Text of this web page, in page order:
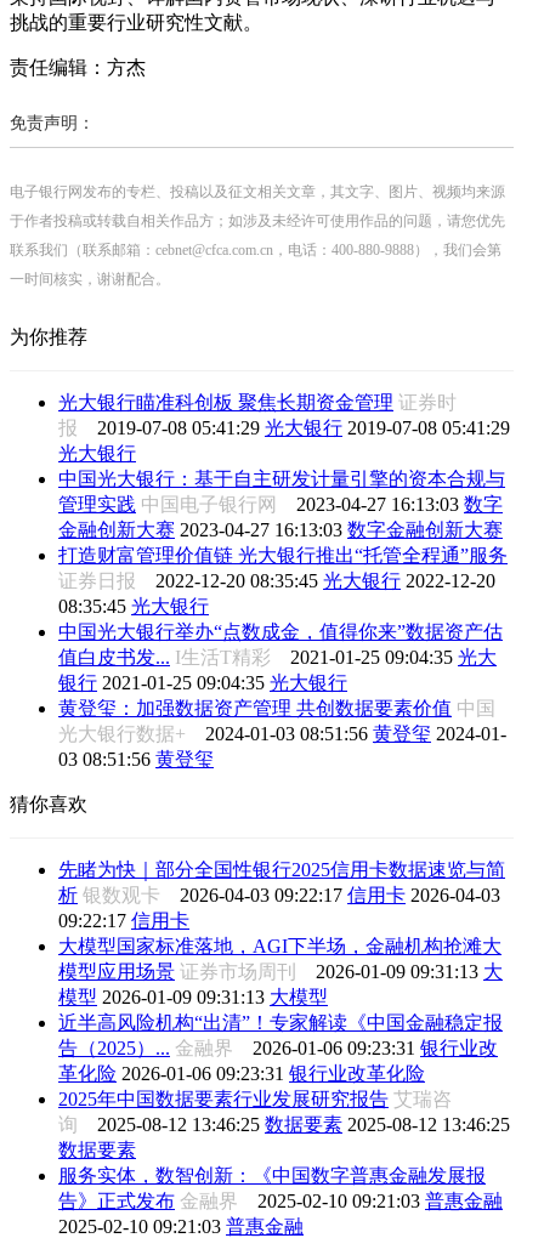
挑战的重要行业研究性文献。
责任编辑：方杰
免责声明：
电子银行网发布的专栏、投稿以及征文相关文章，其文字、图片、视频均来源
于作者投稿或转载自相关作品方；如涉及未经许可使用作品的问题，请您优先
联系我们（联系邮箱：cebnet@cfca.com.cn，电话：400-880-9888），我们会第
一时间核实，谢谢配合。
为你推荐
光大银行瞄准科创板 聚焦长期资金管理 证券时
报 2019-07-08 05:41:29 光大银行 2019-07-08 05:41:29
光大银行
中国光大银行：基于自主研发计量引擎的资本合规与
管理实践 中国电子银行网 2023-04-27 16:13:03 数字
金融创新大赛 2023-04-27 16:13:03 数字金融创新大赛
打造财富管理价值链 光大银行推出“托管全程通”服务
证券日报 2022-12-20 08:35:45 光大银行 2022-12-20
08:35:45 光大银行
中国光大银行举办“点数成金，值得你来”数据资产估
值白皮书发... I生活T精彩 2021-01-25 09:04:35 光大
银行 2021-01-25 09:04:35 光大银行
黄登玺：加强数据资产管理 共创数据要素价值 中国
光大银行数据+ 2024-01-03 08:51:56 黄登玺 2024-01-
03 08:51:56 黄登玺
猜你喜欢
先睹为快｜部分全国性银行2025信用卡数据速览与简
析 银数观卡 2026-04-03 09:22:17 信用卡 2026-04-03
09:22:17 信用卡
大模型国家标准落地，AGI下半场，金融机构抢滩大
模型应用场景 证券市场周刊 2026-01-09 09:31:13 大
模型 2026-01-09 09:31:13 大模型
近半高风险机构“出清”！专家解读《中国金融稳定报
告（2025）... 金融界 2026-01-06 09:23:31 银行业改
革化险 2026-01-06 09:23:31 银行业改革化险
2025年中国数据要素行业发展研究报告 艾瑞咨
询 2025-08-12 13:46:25 数据要素 2025-08-12 13:46:25
数据要素
服务实体，数智创新：《中国数字普惠金融发展报
告》正式发布 金融界 2025-02-10 09:21:03 普惠金融
2025-02-10 09:21:03 普惠金融